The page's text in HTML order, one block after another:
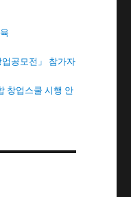
공모전」 참가자
창업스쿨 시행 안